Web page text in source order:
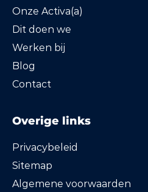
Onze Activa(a)
Dit doen we
Werken bij
Blog
Contact
Overige links
Privacybeleid
Sitemap
Algemene voorwaarden